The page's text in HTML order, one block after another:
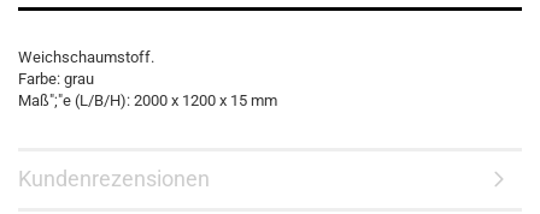
Weichschaumstoff.
Farbe: grau
Maß";"e (L/B/H): 2000 x 1200 x 15 mm
Kundenrezensionen